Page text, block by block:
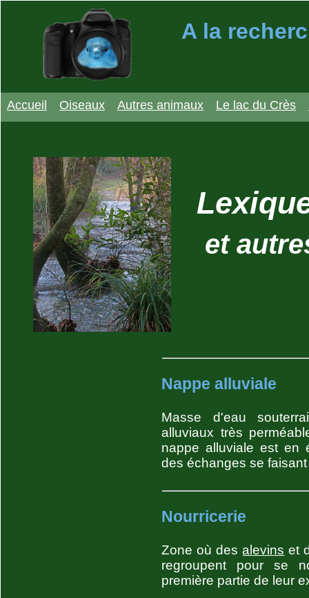
A la
Accueil Oiseaux Autres animaux Le lac du Crès
et
Nappe alluviale
Masse d'eau
alluviaux très
nappe alluviale est en
des échanges se
Nourricerie
Zone où desalevins et
regroupent pour se
première partie de leur